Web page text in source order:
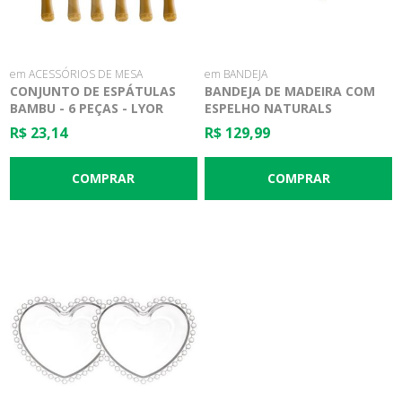
em ACESSÓRIOS DE MESA
CONJUNTO DE ESPÁTULAS
BAMBU - 6 PEÇAS - LYOR
R$ 23,14
em BANDEJA
BANDEJA DE MADEIRA COM
ESPELHO NATURALS
23X15CM - WOODART
R$ 129,99